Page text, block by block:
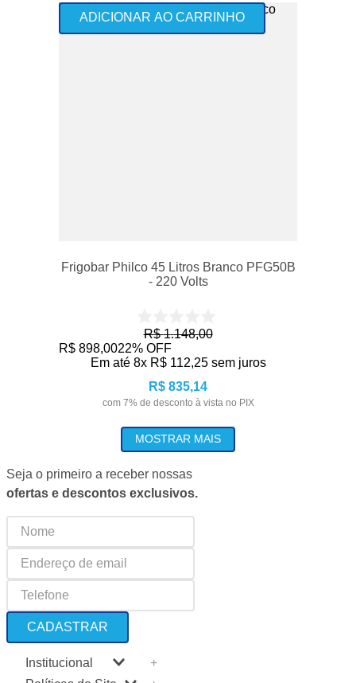
ADICIONAR AO CARRINHO
Frigobar Philco 45 Litros Branco PFG50B
- 220 Volts
R$ 1.148,00
R$ 898,0022% OFF
Em até 8x R$ 112,25sem juros
R$ 835,14
com 7% de desconto à vista no PIX
MOSTRAR MAIS
Seja o primeiro a receber nossas
ofertas e descontos exclusivos.
CADASTRAR
Institucional +